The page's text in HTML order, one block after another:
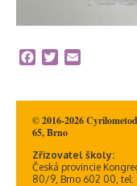
Facebook
Twitter
© 2016-2026
65, Brno
Zřizovatel školy:
Česká provincie
80/9, Brno 602 00, tel: